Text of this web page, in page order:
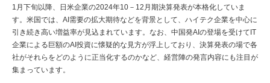
1月下旬以降、日米企業の2024年10－12月期決算発表が本格化していま
す。米国では、AI需要の拡大期待などを背景として、ハイテク企業を中心に
引き続き高い増益率が見込まれています。なお、中国発AIの登場を受けてIT
企業による巨額のAI投資に懐疑的な見方が浮上しており、決算発表の場で各
社がそれらをどのように正当化するのかなど、経営陣の発言内容にも注目が
集まっています。